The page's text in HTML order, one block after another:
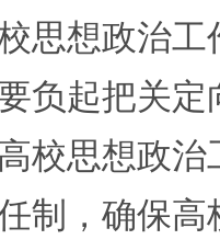
思想政治
负起把关
校思想政
制，确保